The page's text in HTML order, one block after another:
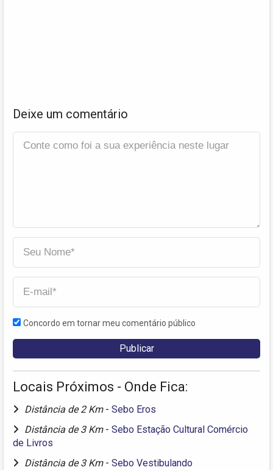
Deixe um comentário
Concordo em tornar meu comentário público
Locais Próximos - Onde Fica:
Distância de 2 Km - Sebo Eros
Distância de 3 Km - Sebo Estação Cultural Comércio
de Livros
Distância de 3 Km - Sebo Vestibulando